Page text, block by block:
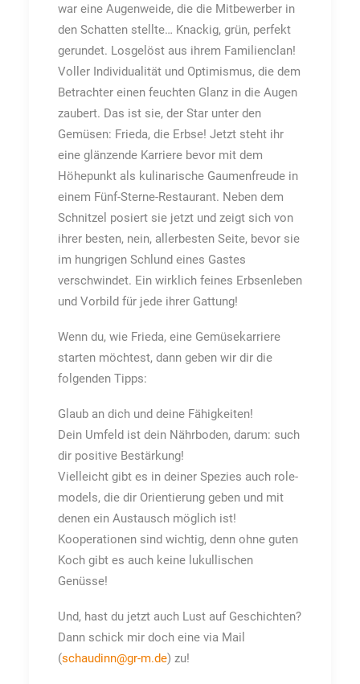
war eine Augenweide, die die Mitbewerber in
den Schatten stellte… Knackig, grün, perfekt
gerundet. Losgelöst aus ihrem Familienclan!
Voller Individualität und Optimismus, die dem
Betrachter einen feuchten Glanz in die Augen
zaubert. Das ist sie, der Star unter den
Gemüsen: Frieda, die Erbse! Jetzt steht ihr
eine glänzende Karriere bevor mit dem
Höhepunkt als kulinarische Gaumenfreude in
einem Fünf-Sterne-Restaurant. Neben dem
Schnitzel posiert sie jetzt und zeigt sich von
ihrer besten, nein, allerbesten Seite, bevor sie
im hungrigen Schlund eines Gastes
verschwindet. Ein wirklich feines Erbsenleben
und Vorbild für jede ihrer Gattung!
Wenn du, wie Frieda, eine Gemüsekarriere
starten möchtest, dann geben wir dir die
folgenden Tipps:
Glaub an dich und deine Fähigkeiten!
Dein Umfeld ist dein Nährboden, darum: such
dir positive Bestärkung!
Vielleicht gibt es in deiner Spezies auch role-
models, die dir Orientierung geben und mit
denen ein Austausch möglich ist!
Kooperationen sind wichtig, denn ohne guten
Koch gibt es auch keine lukullischen
Genüsse!
Und, hast du jetzt auch Lust auf Geschichten?
Dann schick mir doch eine via Mail
(schaudinn@gr-m.de) zu!